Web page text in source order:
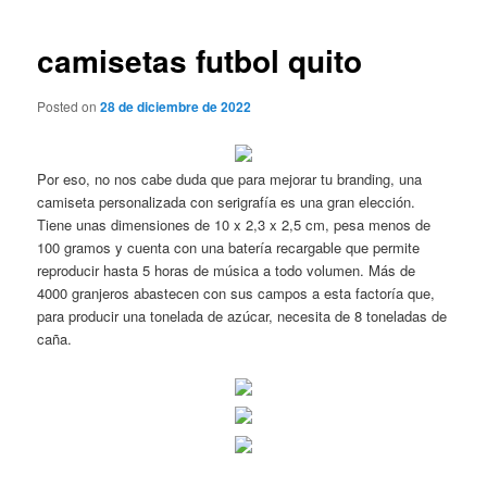
camisetas futbol quito
Posted on28 de diciembre de 2022
Por eso, no nos cabe duda que para mejorar tu branding, una
camiseta personalizada con serigrafía es una gran elección.
Tiene unas dimensiones de 10 x 2,3 x 2,5 cm, pesa menos de
100 gramos y cuenta con una batería recargable que permite
reproducir hasta 5 horas de música a todo volumen. Más de
4000 granjeros abastecen con sus campos a esta factoría que,
para producir una tonelada de azúcar, necesita de 8 toneladas de
caña.